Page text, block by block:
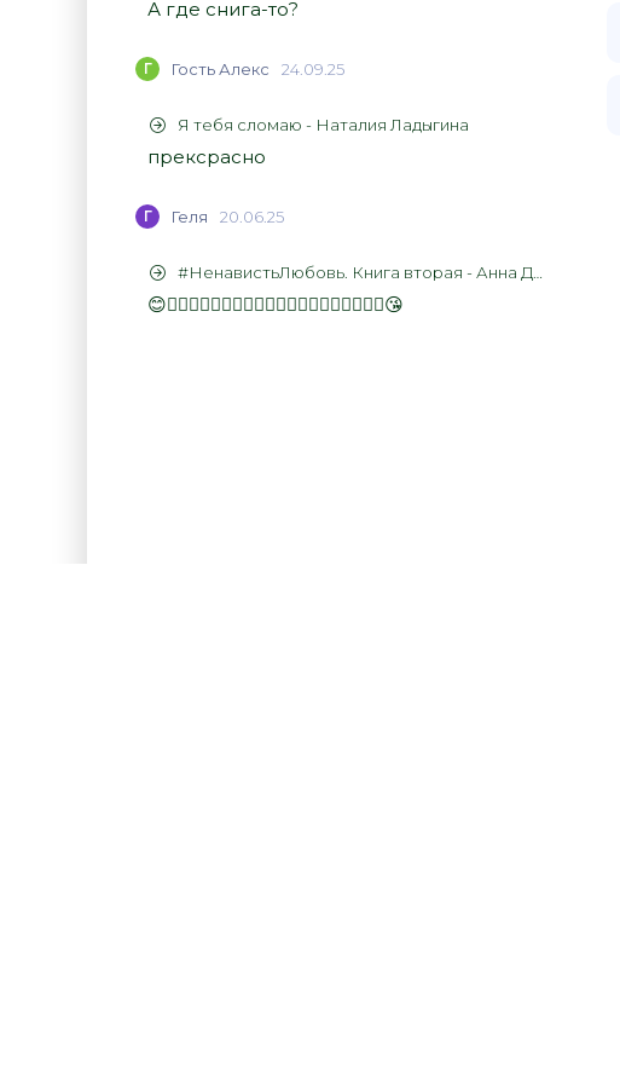
А где снига-то?
Г Гость Алекс 24.09.25
Я тебя сломаю - Наталия Ладыгина
прексрасно
Г Геля 20.06.25
#НенавистьЛюбовь. Книга вторая - Анна Джейн
😊👍🏻👍🏻👍🏻👍🏻👍🏻👍🏻👍🏻👍🏻👍🏻👍🏻😘